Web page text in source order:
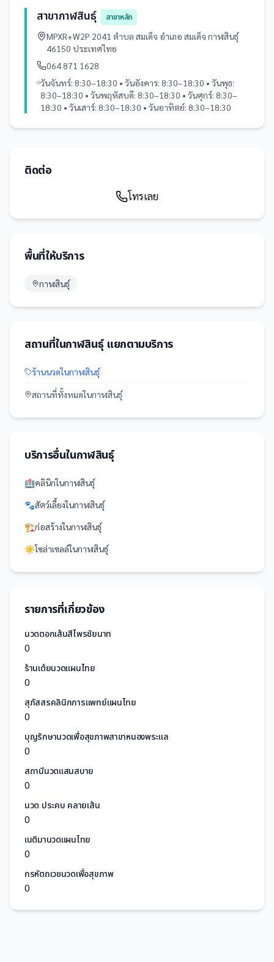
สาขากาฬสินธุ์
สาขาหลัก
MPXR+W2P 2041 ตำบล สมเด็จ อำเภอ สมเด็จ กาฬสินธุ์
46150 ประเทศไทย
064 871 1628
วันจันทร์: 8:30–18:30 • วันอังคาร: 8:30–18:30 • วันพุธ:
8:30–18:30 • วันพฤหัสบดี: 8:30–18:30 • วันศุกร์: 8:30–
18:30 • วันเสาร์: 8:30–18:30 • วันอาทิตย์: 8:30–18:30
ติดต่อ
โทรเลย
พื้นที่ให้บริการ
กาฬสินธุ์
สถานที่ในกาฬสินธุ์แยกตามบริการ
ร้านนวดในกาฬสินธุ์
สถานที่ทั้งหมดในกาฬสินธุ์
บริการอื่นในกาฬสินธุ์
🏥คลินิกในกาฬสินธุ์
🐾สัตว์เลี้ยงในกาฬสินธุ์
🏗️ก่อสร้างในกาฬสินธุ์
☀️โซล่าเซลล์ในกาฬสินธุ์
รายการที่เกี่ยวข้อง
นวดตอกเส้นสีไพรชัยนาท
0
ร้านเต้ยนวดแผนไทย
0
สุภัสสรคลินิกการแพทย์แผนไทย
0
บุญรักษานวดเพื่อสุขภาพสาขาหนองพระแล
0
สถานีนวดแสนสบาย
0
นวด ประคบ คลายเส้น
0
เนติมานวดแผนไทย
0
กรหัตถเวชนวดเพื่อสุขภาพ
0